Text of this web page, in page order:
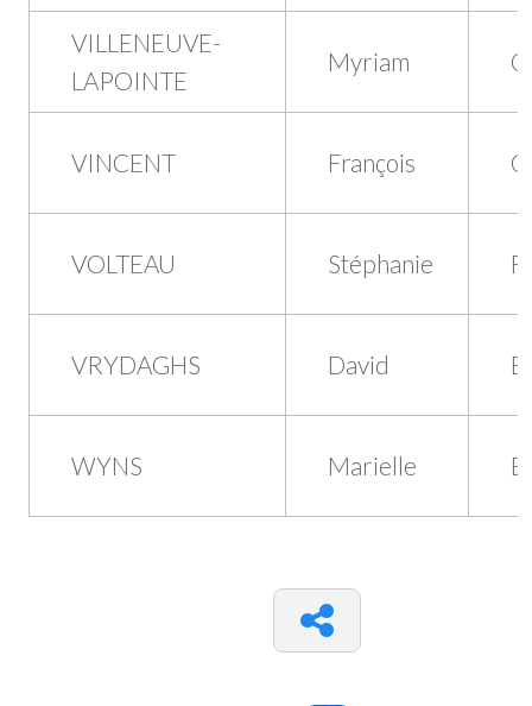
VILLENEUVE-
LAPOINTE
Myriam
VINCENT François
VOLTEAU Stéphanie
VRYDAGHS David
WYNS Marielle